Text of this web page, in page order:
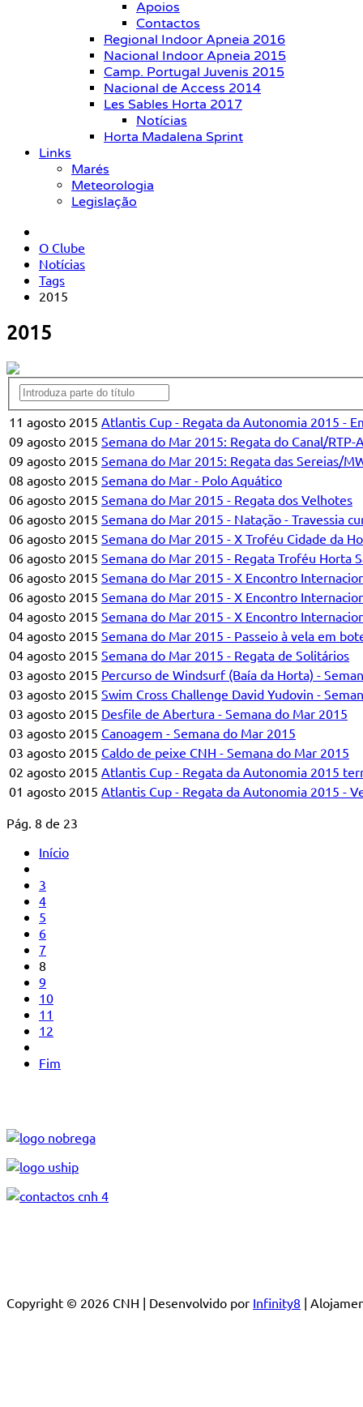
Apoios
Contactos
Regional Indoor Apneia 2016
Nacional Indoor Apneia 2015
Camp. Portugal Juvenis 2015
Nacional de Access 2014
Les Sables Horta 2017
Notícias
Horta Madalena Sprint
Links
Marés
Meteorologia
Legislação
O Clube
Notícias
Tags
2015
2015
11 agosto 2015 Atlantis Cup - Regata da Autonomia 2015 -
09 agosto 2015 Semana do Mar 2015: Regata do Canal/RTP-
09 agosto 2015 Semana do Mar 2015: Regata das Sereias/
08 agosto 2015 Semana do Mar - Polo Aquático
06 agosto 2015 Semana do Mar 2015 - Regata dos Velhotes
06 agosto 2015 Semana do Mar 2015 - Natação - Travessia
06 agosto 2015 Semana do Mar 2015 - X Troféu Cidade da
06 agosto 2015 Semana do Mar 2015 - Regata Troféu Horta
06 agosto 2015 Semana do Mar 2015 - X Encontro
06 agosto 2015 Semana do Mar 2015 - X Encontro
04 agosto 2015 Semana do Mar 2015 - X Encontro
04 agosto 2015 Semana do Mar 2015 - Passeio à vela em
04 agosto 2015 Semana do Mar 2015 - Regata de Solitários
03 agosto 2015 Percurso de Windsurf (Baía da Horta) -
03 agosto 2015 Swim Cross Challenge David Yudovin -
03 agosto 2015 Desfile de Abertura - Semana do Mar 2015
03 agosto 2015 Canoagem - Semana do Mar 2015
03 agosto 2015 Caldo de peixe CNH - Semana do Mar 2015
02 agosto 2015 Atlantis Cup - Regata da Autonomia 2015
01 agosto 2015 Atlantis Cup - Regata da Autonomia 2015 -
Pág. 8 de 23
Início
3
4
5
6
7
8
9
10
11
12
Fim
Copyright © 2026 CNH | Desenvolvido por Infinity8 |